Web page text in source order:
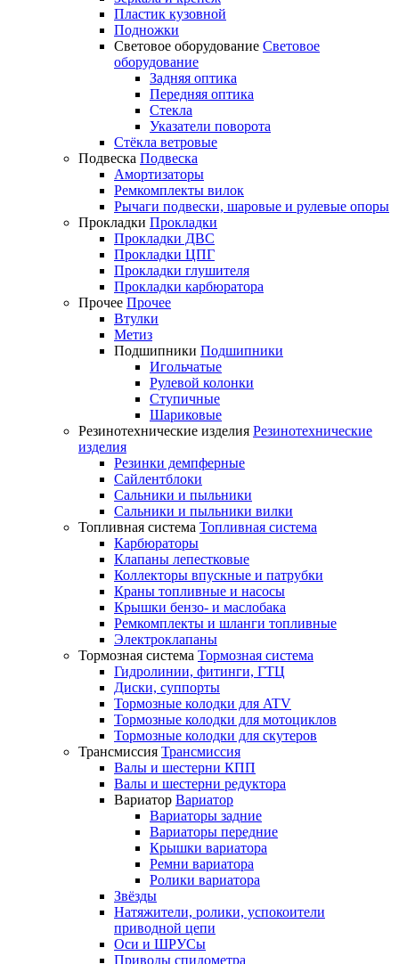
Пластик кузовной
Подножки
Световое оборудование Световое
оборудование
Задняя оптика
Передняя оптика
Стекла
Указатели поворота
Стёкла ветровые
Подвеска Подвеска
Амортизаторы
Ремкомплекты вилок
Рычаги подвески, шаровые и рулевые опоры
Прокладки Прокладки
Прокладки ДВС
Прокладки ЦПГ
Прокладки глушителя
Прокладки карбюратора
Прочее Прочее
Втулки
Метиз
Подшипники Подшипники
Игольчатые
Рулевой колонки
Ступичные
Шариковые
Резинотехнические изделия Резинотехнические
изделия
Резинки демпферные
Сайлентблоки
Сальники и пыльники
Сальники и пыльники вилки
Топливная система Топливная система
Карбюраторы
Клапаны лепестковые
Коллекторы впускные и патрубки
Краны топливные и насосы
Крышки бензо- и маслобака
Ремкомплекты и шланги топливные
Электроклапаны
Тормозная система Тормозная система
Гидролинии, фитинги, ГТЦ
Диски, суппорты
Тормозные колодки для ATV
Тормозные колодки для мотоциклов
Тормозные колодки для скутеров
Трансмиссия Трансмиссия
Валы и шестерни КПП
Валы и шестерни редуктора
Вариатор Вариатор
Вариаторы задние
Вариаторы передние
Крышки вариатора
Ремни вариатора
Ролики вариатора
Звёзды
Натяжители, ролики, успокоители
приводной цепи
Оси и ШРУСы
Приводы спидометра